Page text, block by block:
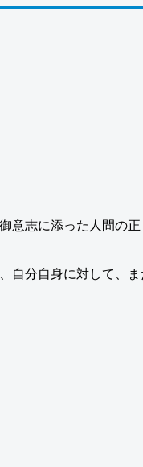
意志に添った人間の正
自分自身に対して、